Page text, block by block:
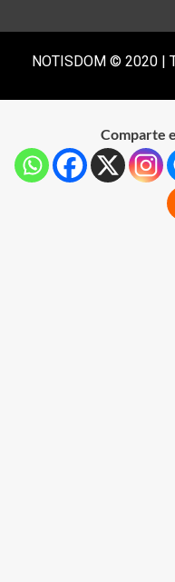
NOTISDOM © 2020 |
Comparte